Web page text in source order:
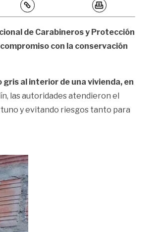
de Carabineros y Protección
con la conservación
gris al interior de una vivienda, en
las autoridades atendieron el
y evitando riesgos tanto para